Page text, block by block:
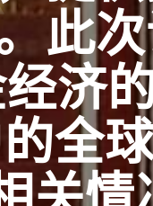
此
济
全